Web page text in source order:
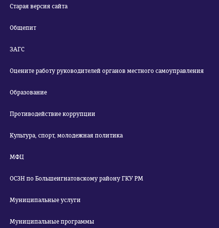
Старая версия сайта
Общепит
ЗАГС
Оцените работу руководителей органов местного самоуправления
Образование
Противодействие коррупции
Культура, спорт, молодежная политика
МФЦ
ОСЗН по Большеигнатовскому району ГКУ РМ
Муниципальные услуги
Муниципальные программы